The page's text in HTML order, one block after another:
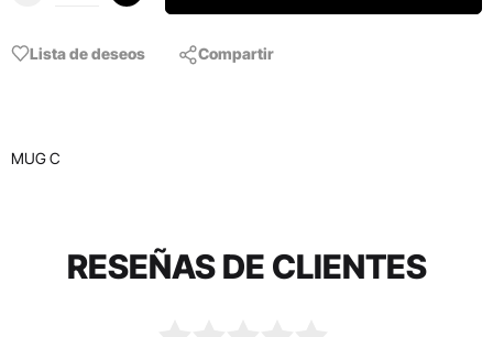
Lista de deseos Compartir
MUG C
RESEÑAS DE CLIENTES